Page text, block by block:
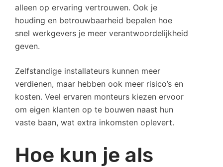
alleen op ervaring vertrouwen. Ook je
houding en betrouwbaarheid bepalen hoe
snel werkgevers je meer verantwoordelijkheid
geven.
Zelfstandige installateurs kunnen meer
verdienen, maar hebben ook meer risico’s en
kosten. Veel ervaren monteurs kiezen ervoor
om eigen klanten op te bouwen naast hun
vaste baan, wat extra inkomsten oplevert.
Hoe kun je als